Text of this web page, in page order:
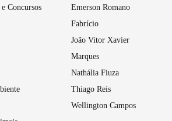
Concursos
Emerson Romano
Fabrício
João Vitor Xavier
Marques
Nathália Fiuza
Thiago Reis
Wellington Campos